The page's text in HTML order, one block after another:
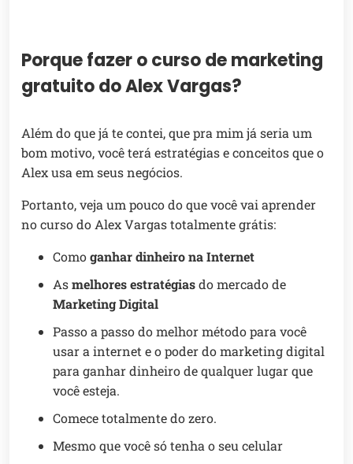
Porque fazer o curso de marketing
gratuito do Alex Vargas?
Além do que já te contei, que pra mim já seria um
bom motivo, você terá estratégias e conceitos que o
Alex usa em seus negócios.
Portanto, veja um pouco do que você vai aprender
no curso do Alex Vargas totalmente grátis:
Comoganhar dinheiro na Internet
Asmelhores estratégiasdo mercado de
Marketing Digital
Passo a passo do melhor método para você
usar a internet e o poder do marketing digital
para ganhar dinheiro de qualquer lugar que
você esteja.
Comece totalmente do zero.
Mesmo que você só tenha o seu celular